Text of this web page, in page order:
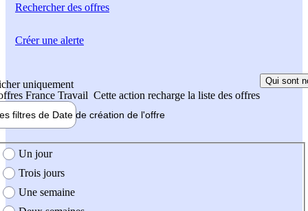
Rechercherdes offres
uniquement
France Travail Cette action recharge la liste des offres
Qui sont
filtres de Date de création de l'offre
création de l'offre
Un jour
Trois jours
Une semaine
Créer une alerte